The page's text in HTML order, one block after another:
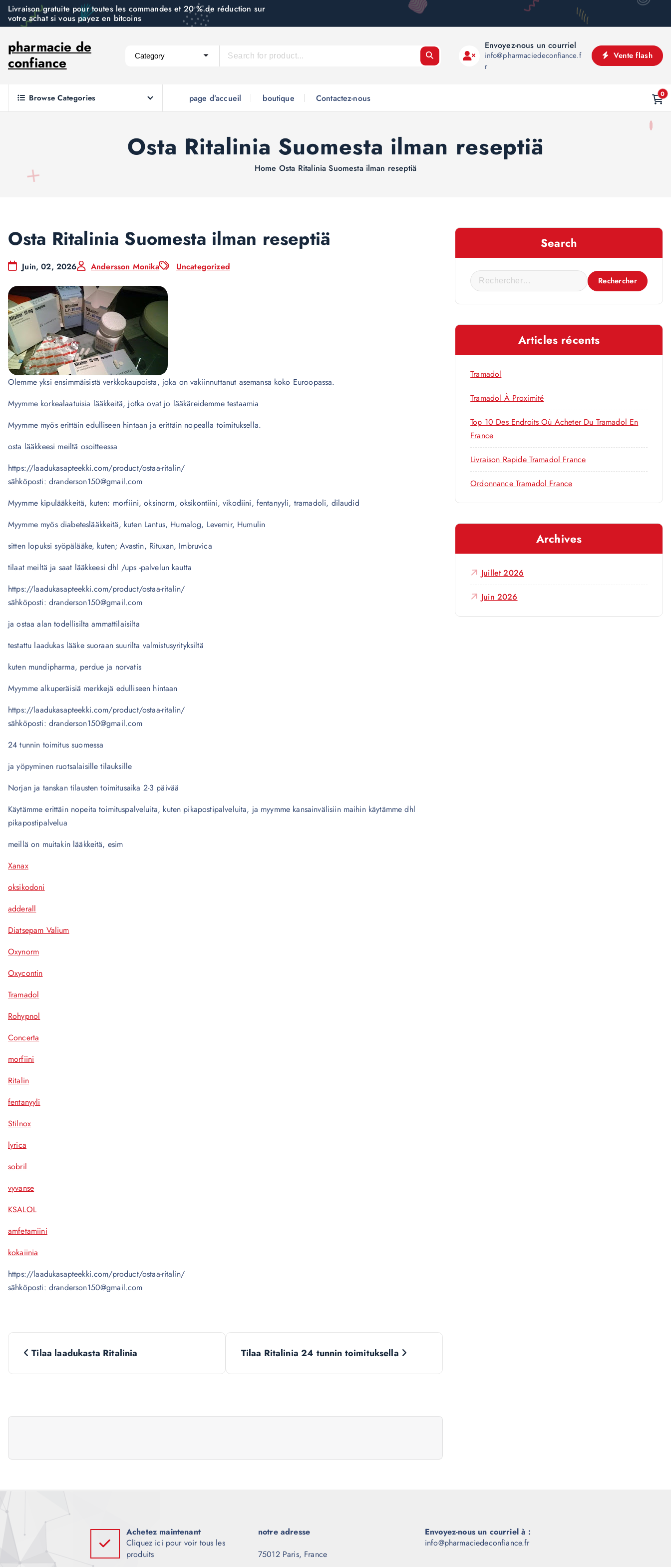
n
Livraison gratuite pour toutes les commandes et 20 % de réduction sur
votre achat si vous payez en bitcoins
pharmacie de
confiance
Envoyez-nous un courriel
info@pharmaciedeconfiance.f
r
Vente flash
Browse Categories page d’accueil boutique Contactez-nous 0
Osta Ritalinia Suomesta ilman reseptiä
Home Osta Ritalinia Suomesta ilman reseptiä
Osta Ritalinia Suomesta ilman reseptiä
Juin, 02, 2026 Andersson Monika Uncategorized
Olemme yksi ensimmäisistä verkkokaupoista, joka on vakiinnuttanut asemansa koko Euroopassa.
Myymme korkealaatuisia lääkkeitä, jotka ovat jo lääkäreidemme testaamia
Myymme myös erittäin edulliseen hintaan ja erittäin nopealla toimituksella.
osta lääkkeesi meiltä osoitteessa
https://laadukasapteekki.com/product/ostaa-ritalin/
sähköposti: dranderson150@gmail.com
Myymme kipulääkkeitä, kuten: morfiini, oksinorm, oksikontiini, vikodiini, fentanyyli, tramadoli, dilaudid
Myymme myös diabeteslääkkeitä, kuten Lantus, Humalog, Levemir, Humulin
sitten lopuksi syöpälääke, kuten; Avastin, Rituxan, Imbruvica
tilaat meiltä ja saat lääkkeesi dhl /ups -palvelun kautta
https://laadukasapteekki.com/product/ostaa-ritalin/
sähköposti: dranderson150@gmail.com
ja ostaa alan todellisilta ammattilaisilta
testattu laadukas lääke suoraan suurilta valmistusyrityksiltä
kuten mundipharma, perdue ja norvatis
Myymme alkuperäisiä merkkejä edulliseen hintaan
https://laadukasapteekki.com/product/ostaa-ritalin/
sähköposti: dranderson150@gmail.com
24 tunnin toimitus suomessa
ja yöpyminen ruotsalaisille tilauksille
Norjan ja tanskan tilausten toimitusaika 2-3 päivää
Käytämme erittäin nopeita toimituspalveluita, kuten pikapostipalveluita, ja myymme kansainvälisiin maihin käytämme dhl
pikapostipalvelua
meillä on muitakin lääkkeitä, esim
Xanax
oksikodoni
adderall
Diatsepam Valium
Oxynorm
Oxycontin
Tramadol
Rohypnol
Concerta
morfiini
Ritalin
fentanyyli
Stilnox
lyrica
sobril
vyvanse
KSALOL
amfetamiini
kokaiinia
https://laadukasapteekki.com/product/ostaa-ritalin/
sähköposti: dranderson150@gmail.com
N
a
i
g
a
t
i
Tilaa laadukasta Ritalinia Tilaa Ritalinia 24 tunnin toimituksella
Search
R
e
c
c
h
e
r
:
Articles récents
Tramadol
Tramadol À Proximité
Top 10 Des Endroits Où Acheter Du Tramadol En
France
Livraison Rapide Tramadol France
Ordonnance Tramadol France
Archives
Juillet 2026
Juin 2026
Achetez maintenant
Cliquez ici pour voir tous les
produits
notre adresse
75012 Paris, France
Envoyez-nous un courriel à :
info@pharmaciedeconfiance.fr